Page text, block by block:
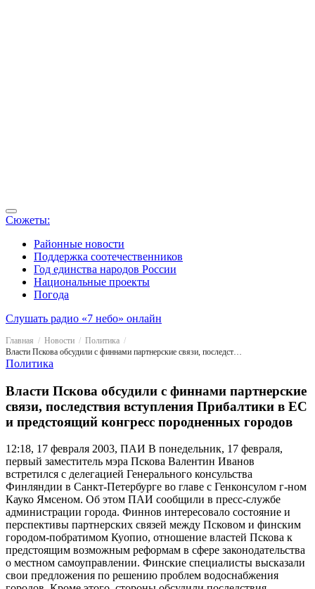
Сюжеты:
Районные новости
Поддержка соотечественников
Год единства народов России
Национальные проекты
Погода
Слушать радио «7 небо» онлайн
Главная Новости
Политика
Власти Пскова обсудили с финнами партнерские связи, последствия вступления Прибалтики в ЕС и предстоящий конгресс породненных городов
Политика
Власти Пскова обсудили с финнами партнерские
связи, последствия вступления Прибалтики в ЕС
и предстоящий конгресс породненных городов
12:18, 17 февраля 2003, ПАИ В понедельник, 17 февраля,
первый заместитель мэра Пскова Валентин Иванов
встретился с делегацией Генерального консульства
Финляндии в Санкт-Петербурге во главе с Генконсулом г-ном
Кауко Ямсеном. Об этом ПАИ сообщили в пресс-службе
администрации города. Финнов интересовало состояние и
перспективы партнерских связей между Псковом и финским
городом-побратимом Куопио, отношение властей Пскова к
предстоящим возможным реформам в сфере законодательства
о местном самоуправлении. Финские специалисты высказали
свои предложения по решению проблем водоснабжения